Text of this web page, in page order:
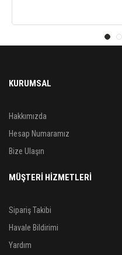
KURUMSAL
Hakkımızda
Hesap Numaramız
Bize Ulaşın
MÜŞTERİ HİZMETLERİ
Sipariş Takibi
Havale Bildirimi
Yardım